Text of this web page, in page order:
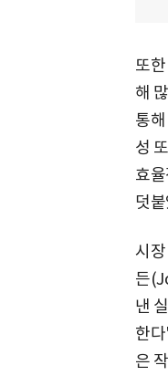
또
해
통
성
효
덧
시
든
낸
한
은